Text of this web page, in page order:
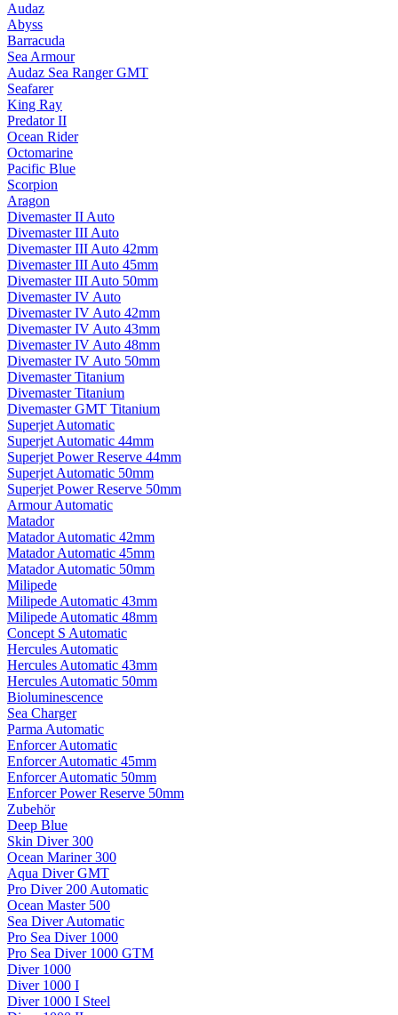
Audaz
Abyss
Barracuda
Sea Armour
Audaz Sea Ranger GMT
Seafarer
King Ray
Predator II
Ocean Rider
Octomarine
Pacific Blue
Scorpion
Aragon
Divemaster II Auto
Divemaster III Auto
Divemaster III Auto 42mm
Divemaster III Auto 45mm
Divemaster III Auto 50mm
Divemaster IV Auto
Divemaster IV Auto 42mm
Divemaster IV Auto 43mm
Divemaster IV Auto 48mm
Divemaster IV Auto 50mm
Divemaster Titanium
Divemaster Titanium
Divemaster GMT Titanium
Superjet Automatic
Superjet Automatic 44mm
Superjet Power Reserve 44mm
Superjet Automatic 50mm
Superjet Power Reserve 50mm
Armour Automatic
Matador
Matador Automatic 42mm
Matador Automatic 45mm
Matador Automatic 50mm
Milipede
Milipede Automatic 43mm
Milipede Automatic 48mm
Concept S Automatic
Hercules Automatic
Hercules Automatic 43mm
Hercules Automatic 50mm
Bioluminescence
Sea Charger
Parma Automatic
Enforcer Automatic
Enforcer Automatic 45mm
Enforcer Automatic 50mm
Enforcer Power Reserve 50mm
Zubehör
Deep Blue
Skin Diver 300
Ocean Mariner 300
Aqua Diver GMT
Pro Diver 200 Automatic
Ocean Master 500
Sea Diver Automatic
Pro Sea Diver 1000
Pro Sea Diver 1000 GTM
Diver 1000
Diver 1000 I
Diver 1000 I Steel